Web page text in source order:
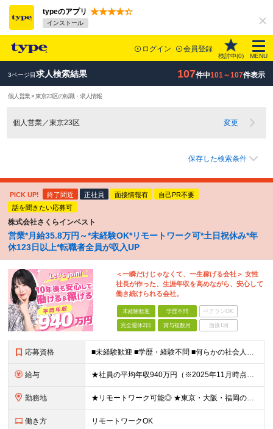
typeのアプリ
インストール
ログイン 会員登録
検討中(0) MENU
3ページ目求人検索結果 107件中101～107件表示
個人営業 × 東京23区の転職・求人情報
個人営業／東京23区 変更
保存した検索条件
PICK UP! 終了間近 正社員 面接情報有
自己PR不要
話を聞きたい応募可
株式会社さくらインベスト
営業*月給35.8万円～*未経験OK*リモートワーク可*土日祝休み*年
休123日以上*転職者全員が収入UP
＜一瞬だけじゃなくて、一生稼げる会社＞ 女性
社長が作った、生涯年収を高めながら、安心して
働き続けられる会社。
未経験歓迎 学歴不問 ベテランOK
完全週休2日 賞与複数月 面接1回
応募資格 ■未経験歓迎 ■学歴・経験不問 ■何らかの社会人経験がある方 ＜こんな方に向いています！＞ ・頑張った分評価されたい方 ・将来役立つ知識を身につけたい方 ・新しいことを学ぶのが好きな方 ・趣味
給与 ★社員の平均年収940万円（※2025年11月時点） ★転職者は全員収入アップを実現 ★入社半年で昇給した実績あり！ 【営業未経験】 月給35万8,000円～（固定残業代含む）＋インセンティブ ＋賞
勤務地 ★リモートワーク可能◎ ★東京・大阪・福岡の3拠点で募集中／ご希望の勤務地で配属します ★転勤なし ＜東京支店＞ 東京都港区三田1丁目4番28号 三田国際ビル2階 ＜大阪本社＞ 大阪府大阪市北区梅
働き方 リモートワークOK